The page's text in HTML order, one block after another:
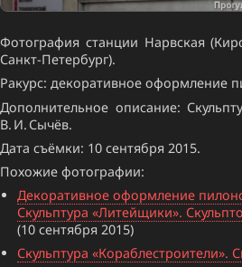
Фотография станции Нарвская
Санкт-Петербург).
Ракурс: декоративное оформление
Дополнительное описание:
В. И. Сычёв.
Дата съёмки: 10 сентября 2015.
Похожие фотографии:
Декоративное оформление
Скульптура «Литейщики».
(10 сентября 2015)
Скульптура «Кораблестроители».